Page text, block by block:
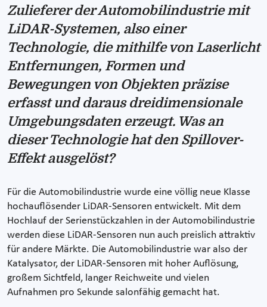
Zulieferer der Automobilindustrie mit
LiDAR-Systemen, also einer
Technologie, die mithilfe von Laserlicht
Entfernungen, Formen und
Bewegungen von Objekten präzise
erfasst und daraus dreidimensionale
Umgebungsdaten erzeugt. Was an
dieser Technologie hat den Spillover-
Effekt ausgelöst?
Für die Automobilindustrie wurde eine völlig neue Klasse
hochauflösender LiDAR-Sensoren entwickelt. Mit dem
Hochlauf der Serienstückzahlen in der Automobilindustrie
werden diese LiDAR-Sensoren nun auch preislich attraktiv
für andere Märkte. Die Automobilindustrie war also der
Katalysator, der LiDAR-Sensoren mit hoher Auflösung,
großem Sichtfeld, langer Reichweite und vielen
Aufnahmen pro Sekunde salonfähig gemacht hat.